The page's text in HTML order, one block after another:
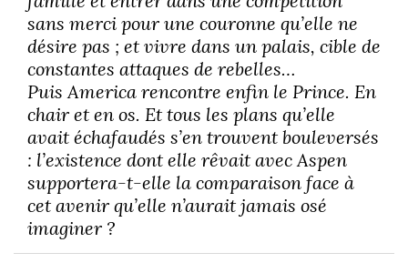
sans merci pour une couronne qu’elle ne
désire pas ; et vivre dans un palais, cible de
constantes attaques de rebelles…
Puis America rencontre enfin le Prince. En
chair et en os. Et tous les plans qu’elle
avait échafaudés s’en trouvent bouleversés
: l’existence dont elle rêvait avec Aspen
supportera-t-elle la comparaison face à
cet avenir qu’elle n’aurait jamais osé
imaginer ?